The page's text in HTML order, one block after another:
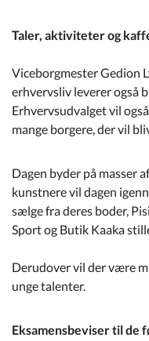
Taler, aktiviteter og
Viceborgmester Gedion
erhvervsliv leverer også
Erhvervsudvalget vil
mange borgere, der vil
Dagen byder på masser
kunstnere vil dagen
sælge fra deres boder,
Sport og Butik Kaaka
Derudover vil der være
unge talenter.
Eksamensbeviser til de